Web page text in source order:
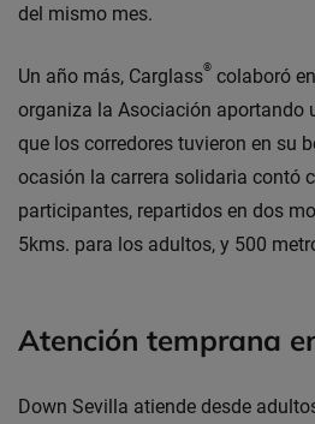
del mismo mes.
Un año más, Carglass® colaboró
organiza la Asociación aportando
que los corredores tuvieron en su
ocasión la carrera solidaria contó
participantes, repartidos en dos
5kms. para los adultos, y 500
Atención temprana
Down Sevilla atiende desde